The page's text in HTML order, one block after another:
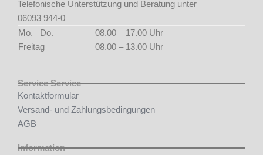
Telefonische Unterstützung und Beratung unter
06093 944-0
Mo.– Do.
08.00 – 17.00 Uhr
Freitag
08.00 – 13.00 Uhr
Service Service
Kontaktformular
Versand- und Zahlungsbedingungen
AGB
Information